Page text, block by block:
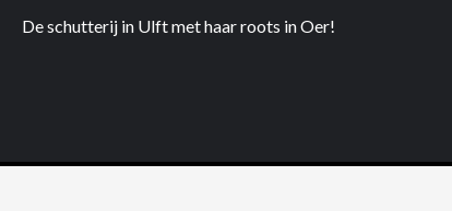
De schutterij in Ulft met haar roots in Oer!